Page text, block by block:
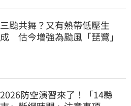
三颱共舞？又有熱帶低壓生
成 估今增強為颱風「琵鷺」
2026防空演習來了！「14縣